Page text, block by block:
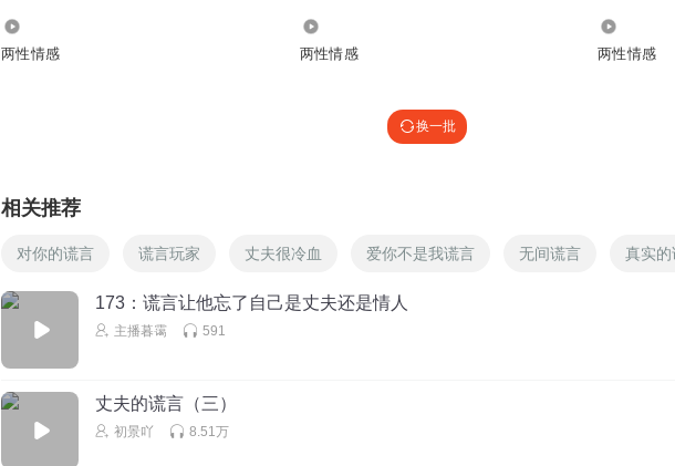
两性情感 两性情感 两性情感
换一批
相关推荐
对你的谎言 谎言玩家 丈夫很冷血 爱你不是我谎言 无间谎言 真实的
173：谎言让他忘了自己是丈夫还是情人
主播暮霭 591
丈夫的谎言（三）
初景吖 8.51万